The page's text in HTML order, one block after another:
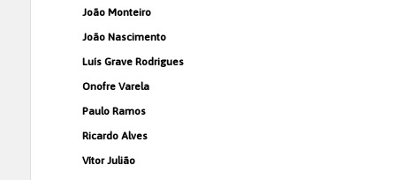
João Monteiro
João Nascimento
Luís Grave Rodrigues
Onofre Varela
Paulo Ramos
Ricardo Alves
Vítor Julião